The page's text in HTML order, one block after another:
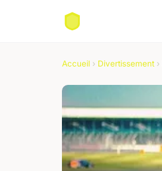
Accueil › Divertissement ›